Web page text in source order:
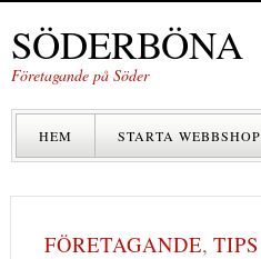
SÖDERBÖNA
Företagande på Söder
HEM STARTA WEBBSHOP
FÖRETAGANDE, TIPS